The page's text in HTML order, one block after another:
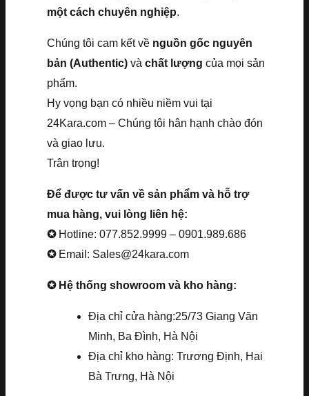
một cách chuyên nghiệp.
Chúng tôi cam kết về nguồn gốc nguyên
bản (Authentic) và chất lượng của mọi sản
phẩm.
Hy vọng bạn có nhiều niềm vui tại
24Kara.com – Chúng tôi hân hạnh chào đón
và giao lưu.
Trân trọng!
Để được tư vấn về sản phẩm và hỗ trợ
mua hàng, vui lòng liên hệ:
✪ Hotline: 077.852.9999 – 0901.989.686
✪ Email: Sales@24kara.com
✪ Hệ thống showroom và kho hàng:
Địa chỉ cửa hàng:25/73 Giang Văn
Minh, Ba Đình, Hà Nội
Địa chỉ kho hàng: Trương Định, Hai
Bà Trưng, Hà Nội